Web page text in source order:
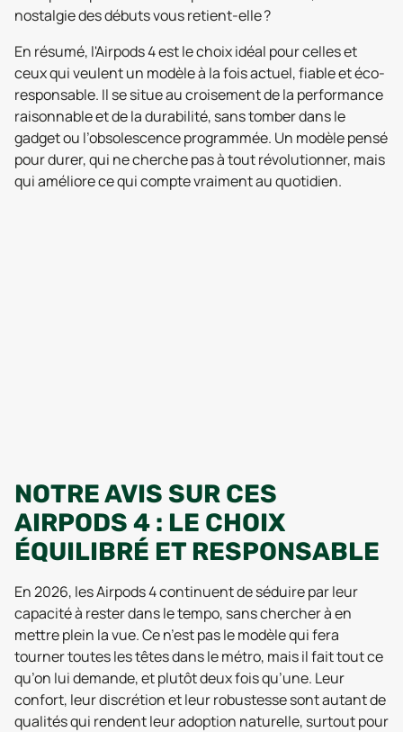
nostalgie des débuts vous retient-elle ?
En résumé, l'Airpods 4 est le choix idéal pour celles et
ceux qui veulent un modèle à la fois actuel, fiable et éco-
responsable. Il se situe au croisement de la performance
raisonnable et de la durabilité, sans tomber dans le
gadget ou l’obsolescence programmée. Un modèle pensé
pour durer, qui ne cherche pas à tout révolutionner, mais
qui améliore ce qui compte vraiment au quotidien.
NOTRE AVIS SUR CES
AIRPODS 4 : LE CHOIX
ÉQUILIBRÉ ET RESPONSABLE
En 2026, les Airpods 4 continuent de séduire par leur
capacité à rester dans le tempo, sans chercher à en
mettre plein la vue. Ce n’est pas le modèle qui fera
tourner toutes les têtes dans le métro, mais il fait tout ce
qu’on lui demande, et plutôt deux fois qu’une. Leur
confort, leur discrétion et leur robustesse sont autant de
qualités qui rendent leur adoption naturelle, surtout pour